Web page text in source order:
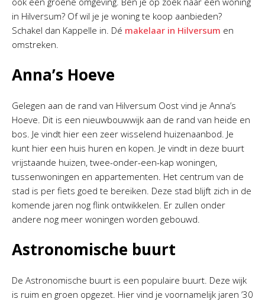
in Hilversum? Of wil je je woning te koop aanbieden?
Schakel dan Kappelle in. Dé makelaar in Hilversum en
omstreken.
Anna’s Hoeve
Gelegen aan de rand van Hilversum Oost vind je Anna’s
Hoeve. Dit is een nieuwbouwwijk aan de rand van heide en
bos. Je vindt hier een zeer wisselend huizenaanbod. Je
kunt hier een huis huren en kopen. Je vindt in deze buurt
vrijstaande huizen, twee-onder-een-kap woningen,
tussenwoningen en appartementen. Het centrum van de
stad is per fiets goed te bereiken. Deze stad blijft zich in de
komende jaren nog flink ontwikkelen. Er zullen onder
andere nog meer woningen worden gebouwd.
Astronomische buurt
De Astronomische buurt is een populaire buurt. Deze wijk
is ruim en groen opgezet. Hier vind je voornamelijk jaren ’30